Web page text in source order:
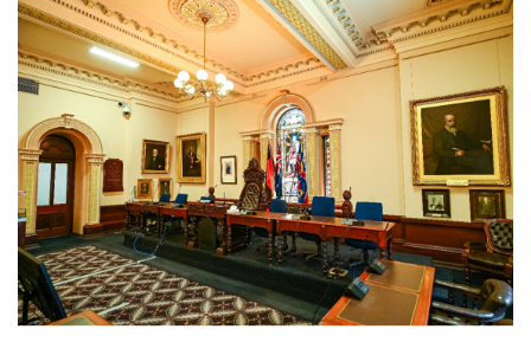
业
圈
投
融
资
商
学